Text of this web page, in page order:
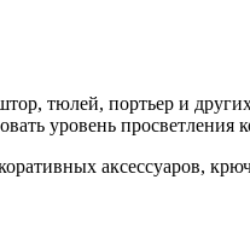
тюлей, портьер и
уровень просветления
аксессуаров,